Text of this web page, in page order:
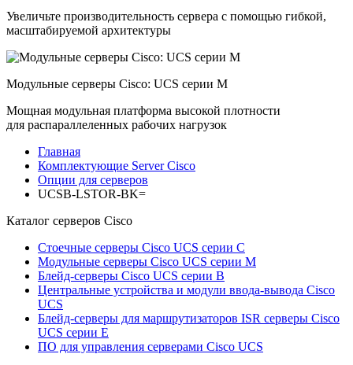
Увеличьте производительность сервера с помощью гибкой,
масштабируемой архитектуры
Модульные серверы Cisco: UCS серии M
Мощная модульная платформа высокой плотности
для распараллеленных рабочих нагрузок
Главная
Комплектующие Server Cisco
Опции для серверов
UCSB-LSTOR-BK=
Каталог серверов Cisco
Стоечные серверы Cisco UCS серии C
Модульные серверы Cisco UCS серии M
Блейд-серверы Cisco UCS серии B
Центральные устройства и модули ввода-вывода Cisco
UCS
Блейд-серверы для маршрутизаторов ISR серверы Cisco
UCS серии E
ПО для управления серверами Cisco UCS